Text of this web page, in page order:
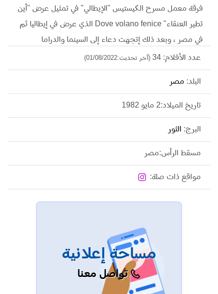
فرقة معمل مسرح الكيستيس "الإيطالي" في تمثيل عرض "أين
تطير العنقاء" Dove volano fenice الذي عرض في إيطاليا ثم
في مصر ، وبعد ذلك إتجهت دعاء إلى السينما والدراما
التلفزيونية
عدد الأفلام: 34 (آخر تحديث:01/08/2022)
البلد: مصر
تاريخ الميلاد:2 مايو 1982
البرج: الثور
مسقط الرأس:مصر
مواقع ذات صلة:
مساحة إعلانية
تواصل معنا